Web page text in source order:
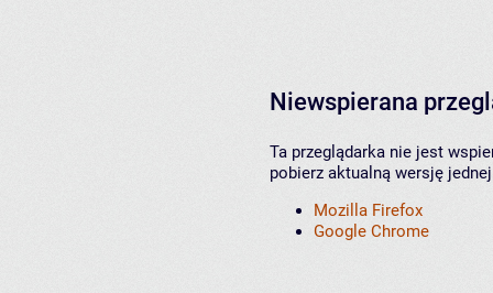
Niewspierana
Ta przeglądarka nie jest
pobierz aktualną wersję
Mozilla Firefox
Google Chrome